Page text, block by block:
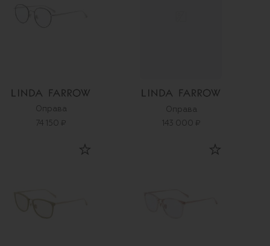
Оправа
74 150 ₽
Оправа
143 000 ₽